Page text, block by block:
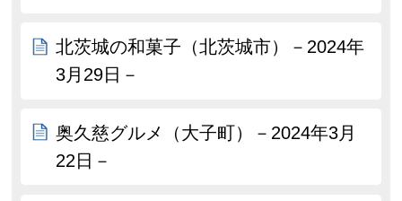
北茨城の和菓子（北茨城市）－2024年
3月29日－
奥久慈グルメ（大子町）－2024年3月
22日－